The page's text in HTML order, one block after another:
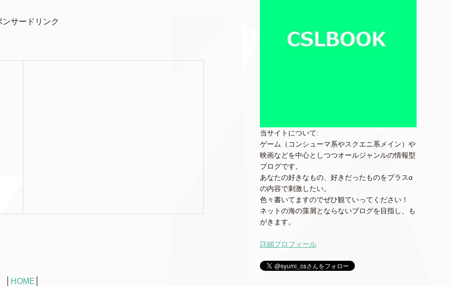
ンサードリンク
HOME
当サイトについて:
ゲーム（コンシューマ系やスクエニ系メイン）や
映画などを中心としつつオールジャンルの情報型
ブログです。
あなたの好きなもの、好きだったものをプラスα
の内容で刺激したい。
色々書いてますのでぜひ観ていってください！
ネットの海の藻屑とならないブログを目指し、も
がきます。
詳細プロフィール